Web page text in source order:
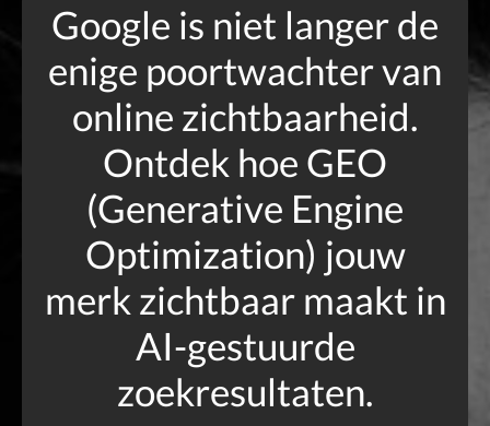
Google is niet langer de
enige poortwachter van
online zichtbaarheid.
Ontdek hoe GEO
(Generative Engine
Optimization) jouw
merk zichtbaar maakt in
AI-gestuurde
zoekresultaten.